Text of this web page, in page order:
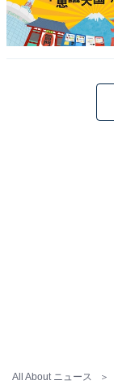
All About ニュース